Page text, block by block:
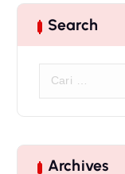
Search
u
n Archives